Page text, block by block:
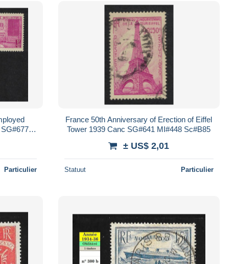
Particulier
France 50th Anniversary of Erection of Eiffel
Tower 1939 Canc SG#641 MI#448 Sc#B85
± US$ 2,01
Statuut Particulier